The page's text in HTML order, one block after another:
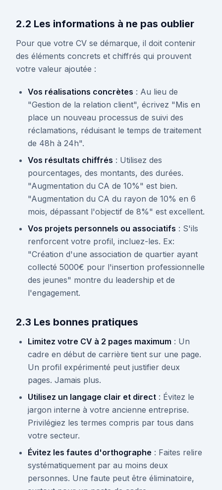
2.2 Les informations à ne pas oublier
Pour que votre CV se démarque, il doit contenir
des éléments concrets et chiffrés qui prouvent
votre valeur ajoutée :
Vos réalisations concrètes : Au lieu de
"Gestion de la relation client", écrivez "Mis en
place un nouveau processus de suivi des
réclamations, réduisant le temps de traitement
de 48h à 24h".
Vos résultats chiffrés : Utilisez des
pourcentages, des montants, des durées.
"Augmentation du CA de 10%" est bien.
"Augmentation du CA du rayon de 10% en 6
mois, dépassant l'objectif de 8%" est excellent.
Vos projets personnels ou associatifs : S'ils
renforcent votre profil, incluez-les. Ex:
"Création d'une association de quartier ayant
collecté 5000€ pour l'insertion professionnelle
des jeunes" montre du leadership et de
l'engagement.
2.3 Les bonnes pratiques
Limitez votre CV à 2 pages maximum : Un
cadre en début de carrière tient sur une page.
Un profil expérimenté peut justifier deux
pages. Jamais plus.
Utilisez un langage clair et direct : Évitez le
jargon interne à votre ancienne entreprise.
Privilégiez les termes compris par tous dans
votre secteur.
Évitez les fautes d'orthographe : Faites relire
systématiquement par au moins deux
personnes. Une faute peut être éliminatoire,